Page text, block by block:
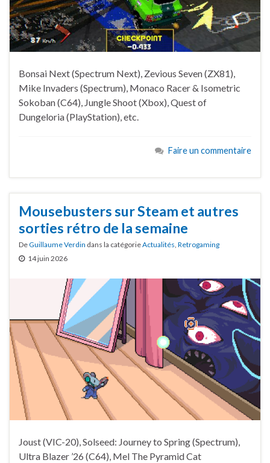
Bonsai Next (Spectrum Next), Zevious Seven (ZX81),
Mike Invaders (Spectrum), Monaco Racer & Isometric
Sokoban (C64), Jungle Shoot (Xbox), Quest of
Dungeloria (PlayStation), etc.
Faire un commentaire
Mousebusters sur Steam et autres
sorties rétro de la semaine
DeGuillaume Verdin dans la catégorieActualités, Retrogaming
14 juin 2026
Joust (VIC-20), Solseed: Journey to Spring (Spectrum),
Ultra Blazer ’26 (C64), Mel The Pyramid Cat